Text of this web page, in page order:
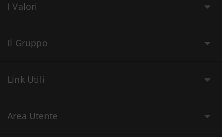
I Valori
Il Gruppo
Link Utili
Area Utente